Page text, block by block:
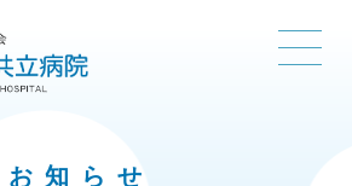
お知らせ